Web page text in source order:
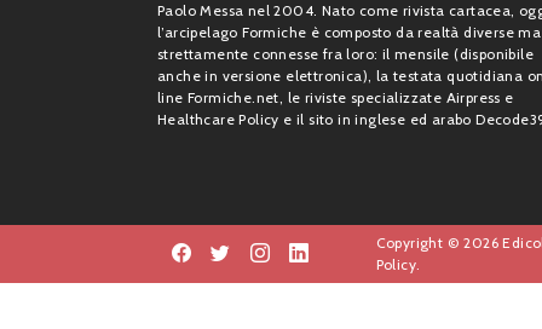
Paolo Messa nel 2004. Nato come rivista cartacea,
l’arcipelago Formiche è composto da realtà diverse ma
strettamente connesse fra loro: il mensile (disponibile
anche in versione elettronica), la testata quotidiana
line Formiche.net, le riviste specializzate Airpress e
Healthcare Policy e il sito in inglese ed arabo
Copyright © 2026
Policy.